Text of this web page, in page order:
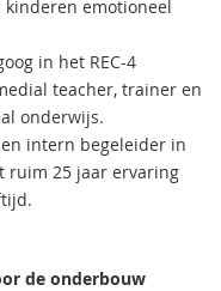
emotioneel
in het REC-4
teacher, trainer en
onderwijs.
intern begeleider in
ruim 25 jaar ervaring
de onderbouw